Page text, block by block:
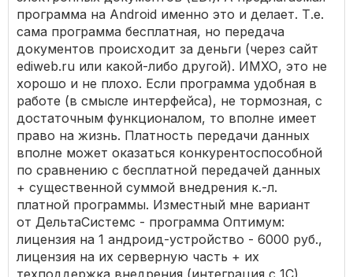
программа на Android именно это и делает. Т.е.
сама программа бесплатная, но передача
документов происходит за деньги (через сайт
ediweb.ru или какой-либо другой). ИМХО, это не
хорошо и не плохо. Если программа удобная в
работе (в смысле интерфейса), не тормозная, с
достаточным функционалом, то вполне имеет
право на жизнь. Платность передачи данных
вполне может оказаться конкурентоспособной
по сравнению с бесплатной передачей данных
+ существенной суммой внедрения к.-л.
платной программы. Изместный мне вариант
от ДельтаСистемс - программа Оптимум:
лицензия на 1 андроид-устройство - 6000 руб.,
лицензия на их серверную часть + их